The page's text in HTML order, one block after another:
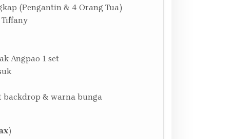
(Pengantin & 4 Orang Tua)
Tiffany
Angpao 1 set
backdrop & warna bunga